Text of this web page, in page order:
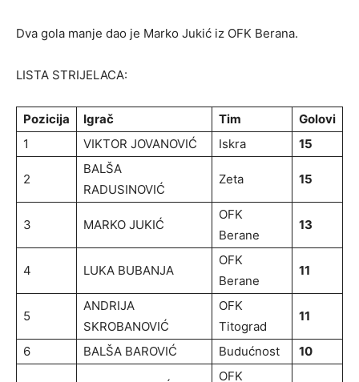
Dva gola manje dao je Marko Jukić iz OFK Berana.
LISTA STRIJELACA:
Pozicija Igrač Tim
Golovi
1
VIKTOR JOVANOVIĆ Iskra 15
2
BALŠA
RADUSINOVIĆ
Zeta 15
3 MARKO JUKIĆ
OFK
Berane
13
4 LUKA BUBANJA
OFK
Berane
11
5
ANDRIJA
SKROBANOVIĆ
OFK
Titograd
11
6 BALŠA BAROVIĆ Budućnost 10
OFK